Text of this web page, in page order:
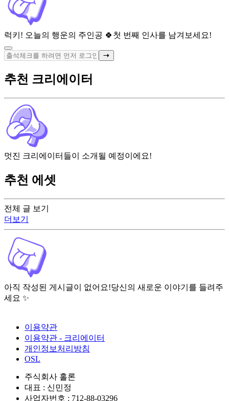
럭키! 오늘의 행운의 주인공 🍀 첫 번째 인사를 남겨보세요!
전체 글 보기
더보기
아직 작성된 게시글이 없어요!당신의 새로운 이야기를 들려주
세요 ✨
추천 크리에이터
멋진 크리에이터들이 소개될 예정이에요!
추천 에셋
이용약관
이용약관 - 크리에이터
개인정보처리방침
OSL
주식회사 홀론
대표 : 신민정
사업자번호 : 712-88-03296